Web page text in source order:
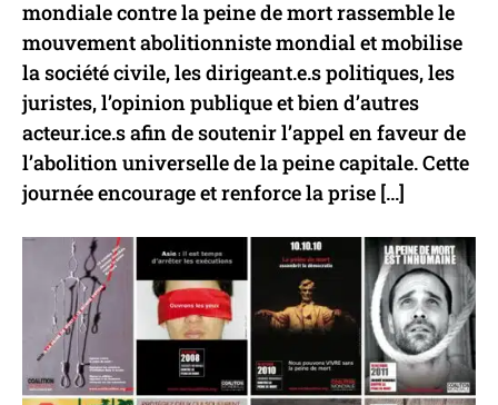
mondiale contre la peine de mort rassemble le
mouvement abolitionniste mondial et mobilise
la société civile, les dirigeant.e.s politiques, les
juristes, l’opinion publique et bien d’autres
acteur.ice.s afin de soutenir l’appel en faveur de
l’abolition universelle de la peine capitale. Cette
journée encourage et renforce la prise […]